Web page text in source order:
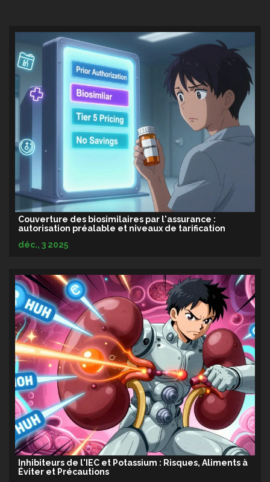
Couverture des biosimilaires par l'assurance :
autorisation préalable et niveaux de tarification
déc., 3 2025
Inhibiteurs de l'IEC et Potassium : Risques, Aliments à
Éviter et Précautions